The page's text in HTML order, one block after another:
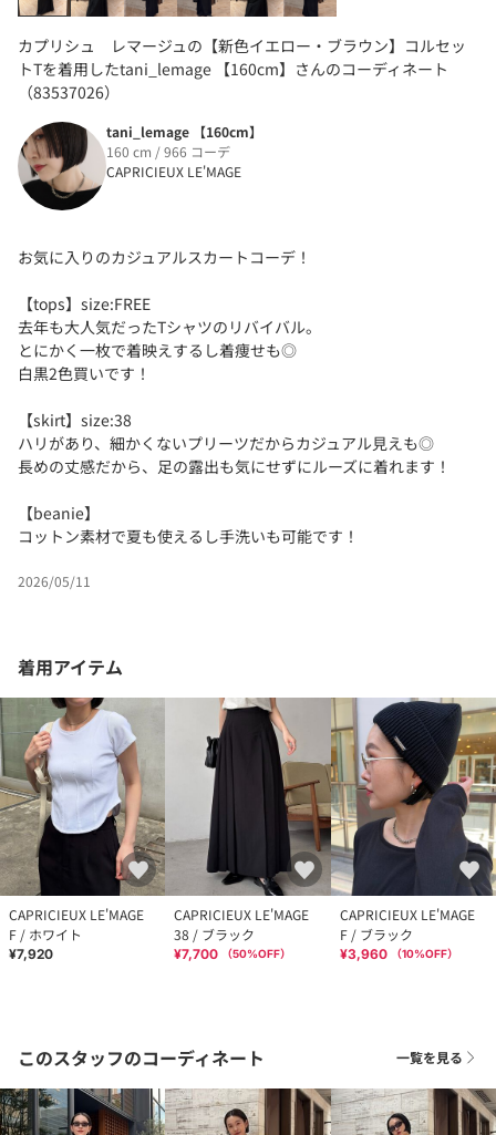
カプリシュ レマージュの【新色イエロー・ブラウン】コルセッ
トTを着用したtani_lemage 【160cm】さんのコーディネート
（83537026）
tani_lemage 【160cm】
160 cm / 966 コーデ
CAPRICIEUX LE'MAGE
お気に入りのカジュアルスカートコーデ！
【tops】size:FREE
去年も大人気だったTシャツのリバイバル。
とにかく一枚で着映えするし着痩せも◎
白黒2色買いです！
【skirt】size:38
ハリがあり、細かくないプリーツだからカジュアル見えも◎
長めの丈感だから、足の露出も気にせずにルーズに着れます！
【beanie】
コットン素材で夏も使えるし手洗いも可能です！
2026/05/11
着用アイテム
CAPRICIEUX LE'MAGE
F / ホワイト
¥7,920
CAPRICIEUX LE'MAGE
38 / ブラック
¥7,700 （50%OFF）
CAPRICIEUX LE'MAGE
F / ブラック
¥3,960 （10%OFF）
このスタッフのコーディネート 一覧を見る